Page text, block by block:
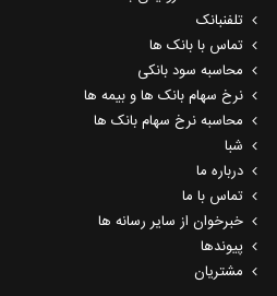
تلفنبانک
تماس با بانک ها
محاسبه سود بانکی
نرخ سهام بانک ها و بیمه ها
محاسبه نرخ سهام بانک ها
شبا
درباره ما
تماس با ما
خبرخوان از سایر رسانه ها
پیوندها
مشتریان